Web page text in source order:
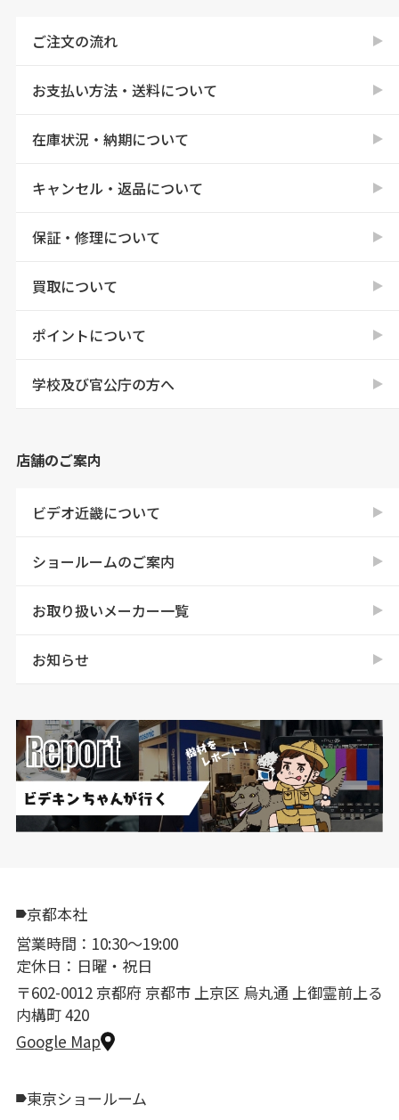
ご注文の流れ
お支払い方法・送料について
在庫状況・納期について
キャンセル・返品について
保証・修理について
買取について
ポイントについて
学校及び官公庁の方へ
店舗のご案内
ビデオ近畿について
ショールームのご案内
お取り扱いメーカー一覧
お知らせ
京都本社
営業時間：10:30〜19:00
定休日：日曜・祝日
〒602-0012 京都府 京都市 上京区 烏丸通 上御霊前上る
内構町 420
Google Map
東京ショールーム